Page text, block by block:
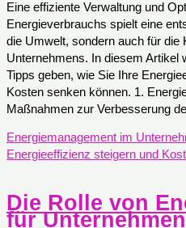
Eine effiziente Verwaltung und
Energieverbrauchs spielt eine
die Umwelt, sondern auch für die
Unternehmens. In diesem Artikel
Tipps geben, wie Sie Ihre
Kosten senken können. 1.
Maßnahmen zur Verbesserung
Energiemanagement im
Energieeffizienz steigern und
Die Rolle von
für